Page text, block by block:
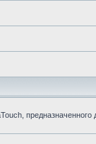
предназначенного